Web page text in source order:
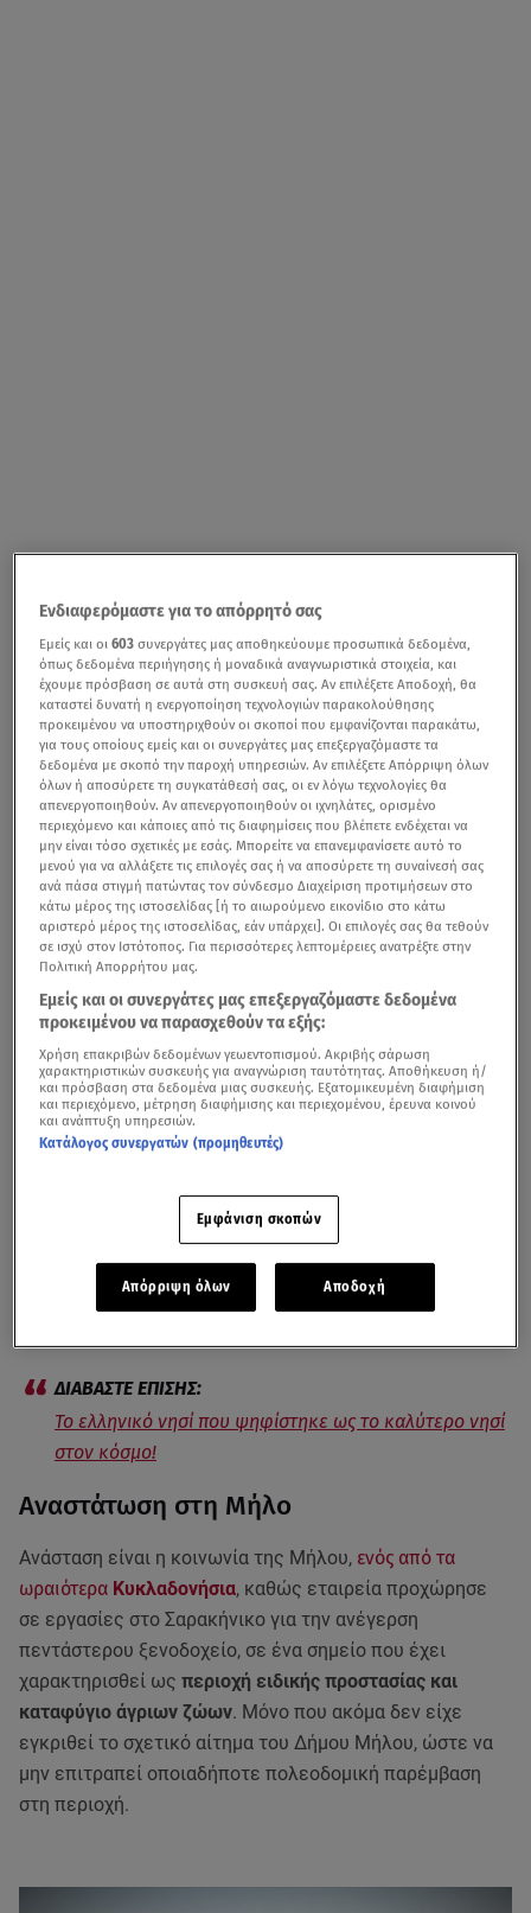
Απίστευτο και όμως ελληνικό! Κάποιοι,
εκμεταλλευόμενοι το νομικό κενό που υπάρχει,
θέλησαν να χτίσουν ξενοδοχείο πολυτελείας στην
περιοχή Σαρακήνικο στη Μήλο!
και καταφύγιο αγρίων ζώων
. Μάλιστα ο προορισμός έχει
ψηφιστεί από τους διεθνείς ταξιδιωτικούς οίκους ως το
έβδομο ωραιότερο σημείο του πλανήτη. Το υπουργείο
Περιβάλλοντος έδωσε εντολή να σταματήσουν άμεσα
Το ελληνικό νησί που ψηφίστηκε ως το καλύτερο νησί
στον κόσμο!
Αναστάτωση στη Μήλο
Ανάσταση είναι η κοινωνία της Μήλου, ενός από τα
ωραιότερα Κυκλαδονήσια, καθώς εταιρεία προχώρησε
σε εργασίες στο Σαρακήνικο για την ανέγερση
πεντάστερου ξενοδοχείο, σε ένα σημείο που έχει
χαρακτηρισθεί ως περιοχή ειδικής προστασίας και
καταφύγιο άγριων ζώων. Μόνο που ακόμα δεν είχε
εγκριθεί το σχετικό αίτημα του Δήμου Μήλου, ώστε να
μην επιτραπεί οποιαδήποτε πολεοδομική παρέμβαση
στη περιοχή.
Ενδιαφερόμαστε για το απόρρητό σας
Εμείς και οι603 συνεργάτες μας αποθηκεύουμε προσωπικά δεδομένα,
όπως δεδομένα περιήγησης ή μοναδικά αναγνωριστικά στοιχεία, και
έχουμε πρόσβαση σε αυτά στη συσκευή σας. Αν επιλέξετε Αποδοχή, θα
καταστεί δυνατή η ενεργοποίηση τεχνολογιών παρακολούθησης
προκειμένου να υποστηριχθούν οι σκοποί που εμφανίζονται παρακάτω,
για τους οποίους εμείς και οι συνεργάτες μας επεξεργαζόμαστε τα
δεδομένα με σκοπό την παροχή υπηρεσιών. Αν επιλέξετε Απόρριψη όλων
όλων ή αποσύρετε τη συγκατάθεσή σας, οι εν λόγω τεχνολογίες θα
απενεργοποιηθούν. Αν απενεργοποιηθούν οι ιχνηλάτες, ορισμένο
περιεχόμενο και κάποιες από τις διαφημίσεις που βλέπετε ενδέχεται να
μην είναι τόσο σχετικές με εσάς. Μπορείτε να επανεμφανίσετε αυτό το
μενού για να αλλάξετε τις επιλογές σας ή να αποσύρετε τη συναίνεσή σας
ανά πάσα στιγμή πατώντας τον σύνδεσμο Διαχείριση προτιμήσεων στο
κάτω μέρος της ιστοσελίδας [ή το αιωρούμενο εικονίδιο στο κάτω
αριστερό μέρος της ιστοσελίδας, εάν υπάρχει]. Οι επιλογές σας θα τεθούν
σε ισχύ στον Ιστότοπος. Για περισσότερες λεπτομέρειες ανατρέξτε στην
Πολιτική Απορρήτου μας.
Εμείς και οι συνεργάτες μας επεξεργαζόμαστε δεδομένα
προκειμένου να παρασχεθούν τα εξής:
Χρήση επακριβών δεδομένων γεωεντοπισμού. Ακριβής σάρωση
χαρακτηριστικών συσκευής για αναγνώριση ταυτότητας. Αποθήκευση ή/
και πρόσβαση στα δεδομένα μιας συσκευής. Εξατομικευμένη διαφήμιση
και περιεχόμενο, μέτρηση διαφήμισης και περιεχομένου, έρευνα κοινού
και ανάπτυξη υπηρεσιών.
Κατάλογος συνεργατών (προμηθευτές)
Εμφάνιση σκοπών
Απόρριψη όλων Αποδοχή